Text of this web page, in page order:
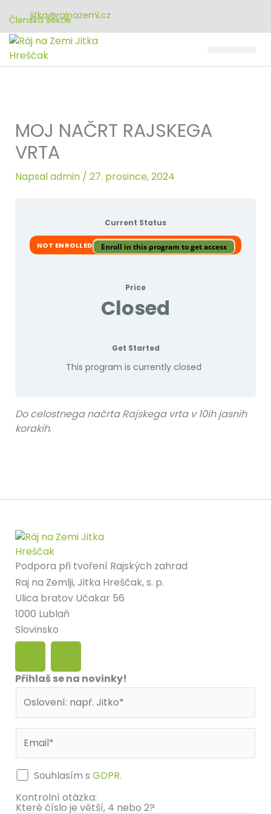
na
obsah
jitka@rajnazemi.cz
Členská sekce
MOJ NAČRT RAJSKEGA
VRTA
Napsaladmin / 27. prosince, 2024
Current Status
NOT ENROLLED Enroll in this program to get access
Price
Closed
Get Started
This program is currently closed
Do celostnega načrta Rajskega vrta v 10ih jasnih
korakih.
Podpora při tvoření Rajských zahrad
Raj na Zemlji, Jitka Hreščak, s. p.
Ulica bratov Učakar 56
1000 Lublaň
Slovinsko
F
c
e
b
o
o
k
I
s
t
a
g
a
m
Přihlaš se na novinky!
Souhlasím sGDPR.
Kontrolní otázka:
Které číslo je větší, 4 nebo 2?